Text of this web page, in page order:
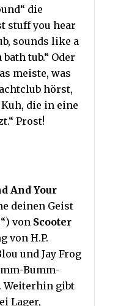
die
stuff you hear
sounds like a
tub.“ Oder
meiste, was
hörst,
die in eine
Prost!
And Your
deinen Geist
von Scooter
von H.P.
und Jay Frog
Bumm-
Weiterhin gibt
Lager,